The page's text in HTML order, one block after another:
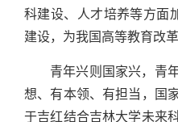
科建设、人才培养等方面
建设，为我国高等教育改
青年兴则国家兴，青
想、有本领、有担当，国
于吉红结合吉林大学未来